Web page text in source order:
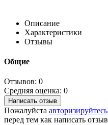
Описание
Характеристики
Отзывы
Общие
Отзывов: 0
Средняя оценка: 0
Написать отзыв
Пожалуйста авторизируйтесь
перед тем как написать отзыв